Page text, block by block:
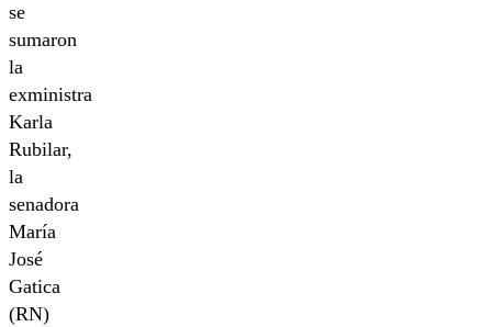
se
sumaron
la
exministra
Karla
Rubilar,
la
senadora
María
José
Gatica
(RN)